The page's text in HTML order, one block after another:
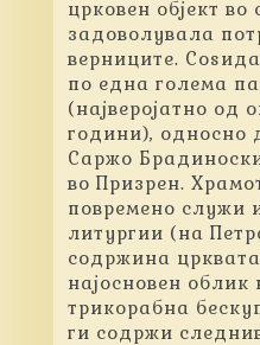
црковен објект во
задоволувала
верниците.
по една голема
(најверојатно од
години), односно
Саржо
во Призрен.
повремено служи
литургии (на
содржина
најосновен облик
трикорабна
ги содржи